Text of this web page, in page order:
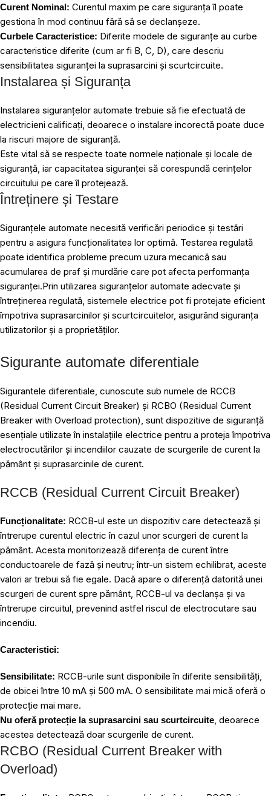
Curent Nominal: Curentul maxim pe care siguranța îl poate
gestiona în mod continuu fără să se declanșeze.
Curbele Caracteristice: Diferite modele de siguranțe au curbe
caracteristice diferite (cum ar fi B, C, D), care descriu
sensibilitatea siguranței la suprasarcini și scurtcircuite.
Instalarea și Siguranța
Instalarea siguranțelor automate trebuie să fie efectuată de
electricieni calificați, deoarece o instalare incorectă poate duce
la riscuri majore de siguranță.
Este vital să se respecte toate normele naționale și locale de
siguranță, iar capacitatea siguranței să corespundă cerințelor
circuitului pe care îl protejează.
Întreținere și Testare
Siguranțele automate necesită verificări periodice și testări
pentru a asigura funcționalitatea lor optimă. Testarea regulată
poate identifica probleme precum uzura mecanică sau
acumularea de praf și murdărie care pot afecta performanța
siguranței.Prin utilizarea siguranțelor automate adecvate și
întreținerea regulată, sistemele electrice pot fi protejate eficient
împotriva suprasarcinilor și scurtcircuitelor, asigurând siguranța
utilizatorilor și a proprietăților.
Sigurante automate diferentiale
Sigurantele diferentiale, cunoscute sub numele de RCCB
(Residual Current Circuit Breaker) și RCBO (Residual Current
Breaker with Overload protection), sunt dispozitive de siguranță
esențiale utilizate în instalațiile electrice pentru a proteja împotriva
electrocutărilor și incendiilor cauzate de scurgerile de curent la
pământ și suprasarcinile de curent.
RCCB (Residual Current Circuit Breaker)
Funcționalitate: RCCB-ul este un dispozitiv care detectează și
întrerupe curentul electric în cazul unor scurgeri de curent la
pământ. Acesta monitorizează diferența de curent între
conductoarele de fază și neutru; într-un sistem echilibrat, aceste
valori ar trebui să fie egale. Dacă apare o diferență datorită unei
scurgeri de curent spre pământ, RCCB-ul va declanșa și va
întrerupe circuitul, prevenind astfel riscul de electrocutare sau
incendiu.
Caracteristici:
Sensibilitate: RCCB-urile sunt disponibile în diferite sensibilități,
de obicei între 10 mA și 500 mA. O sensibilitate mai mică oferă o
protecție mai mare.
Nu oferă protecție la suprasarcini sau scurtcircuite, deoarece
acestea detectează doar scurgerile de curent.
RCBO (Residual Current Breaker with
Overload)